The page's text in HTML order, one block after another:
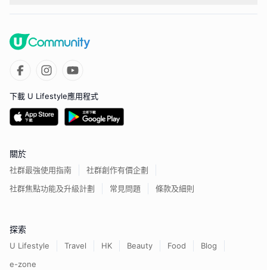
下載 U Lifestyle應用程式
關於
社群最強使用指南
社群創作有價企劃
社群焦點功能及升級計劃
常見問題 條款及細則
探索
U Lifestyle Travel HK Beauty Food
Blog
e-zone